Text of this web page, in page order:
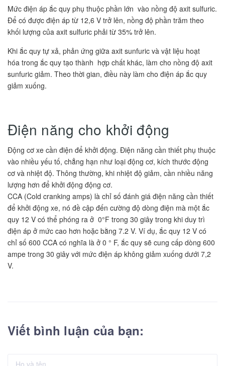
Mức điện áp ắc quy phụ thuộc phần lớn vào nồng độ axit sulfuric.
Để có được điện áp từ 12,6 V trở lên, nồng độ phần trăm theo
khối lượng của axit sulfuric phải từ 35% trở lên.
Khi ắc quy tự xả, phản ứng giữa axit sunfuric và vật liệu hoạt
hóa trong ắc quy tạo thành hợp chất khác, làm cho nồng độ axit
sunfuric giảm. Theo thời gian, điều này làm cho điện áp ắc quy
giảm xuống.
Điện năng cho khởi động
Động cơ xe cần điện để khởi động. Điện năng cần thiết phụ thuộc
vào nhiều yếu tố, chẳng hạn như loại động cơ, kích thước động
cơ và nhiệt độ. Thông thường, khi nhiệt độ giảm, cần nhiều năng
lượng hơn để khởi động động cơ.
CCA (Cold cranking amps) là chỉ số đánh giá điện năng cần thiết
để khởi động xe, nó đề cập đến cường độ dòng điện mà một ắc
quy 12 V có thể phóng ra ở 0°F trong 30 giây trong khi duy trì
điện áp ở mức cao hơn hoặc bằng 7.2 V. Ví dụ, ắc quy 12 V có
chỉ số 600 CCA có nghĩa là ở 0 ° F, ắc quy sẽ cung cấp dòng 600
ampe trong 30 giây với mức điện áp không giảm xuống dưới 7,2
V.
Viết bình luận của bạn: